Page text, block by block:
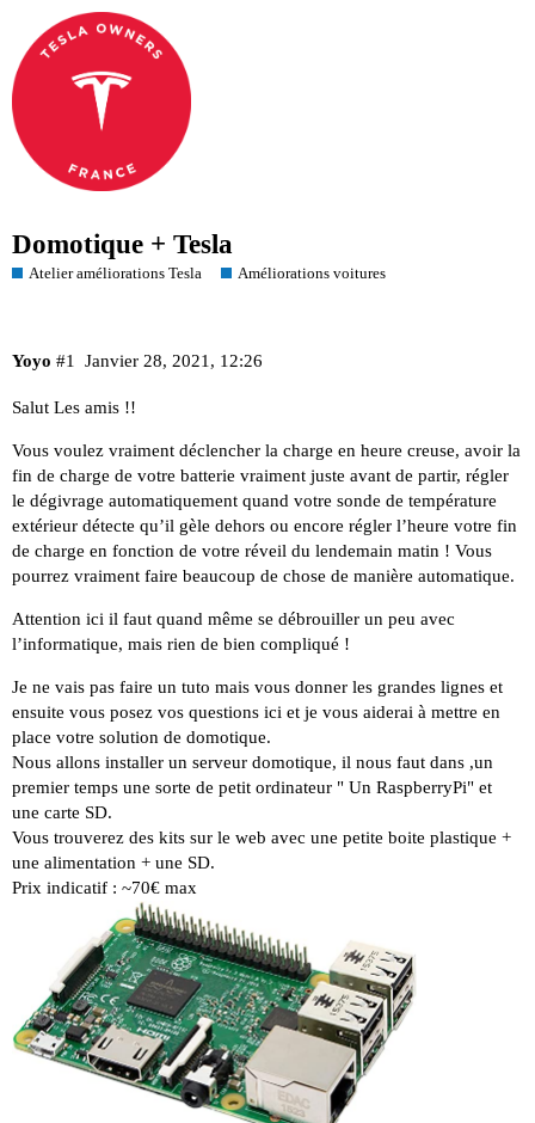
Domotique + Tesla
Atelier améliorations Tesla Améliorations voitures
Yoyo Janvier 28, 2021, 12:26
#1
Salut Les amis !!
Vous voulez vraiment déclencher la charge en heure creuse, avoir la
fin de charge de votre batterie vraiment juste avant de partir, régler
le dégivrage automatiquement quand votre sonde de température
extérieur détecte qu’il gèle dehors ou encore régler l’heure votre fin
de charge en fonction de votre réveil du lendemain matin ! Vous
pourrez vraiment faire beaucoup de chose de manière automatique.
Attention ici il faut quand même se débrouiller un peu avec
l’informatique, mais rien de bien compliqué !
Je ne vais pas faire un tuto mais vous donner les grandes lignes et
ensuite vous posez vos questions ici et je vous aiderai à mettre en
place votre solution de domotique.
Nous allons installer un serveur domotique, il nous faut dans ,un
premier temps une sorte de petit ordinateur " Un RaspberryPi" et
une carte SD.
Vous trouverez des kits sur le web avec une petite boite plastique +
une alimentation + une SD.
Prix indicatif : ~70€ max